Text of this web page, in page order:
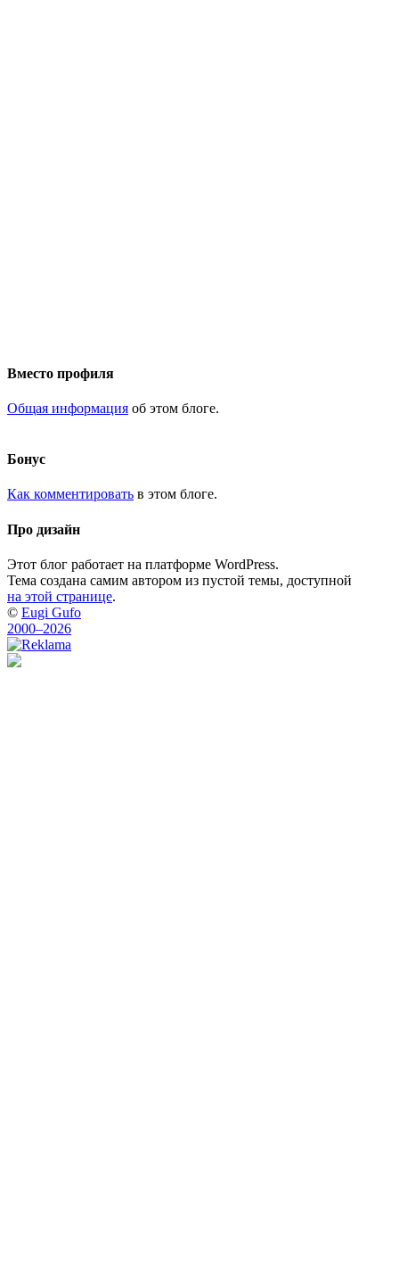
Вместо профиля
Общая информация об этом блоге.
Бонус
Как комментировать в этом блоге.
Про дизайн
Этот блог работает на платформе WordPress.
Тема создана самим автором из пустой темы, доступной
на этой странице.
© Eugi Gufo
2000–2026